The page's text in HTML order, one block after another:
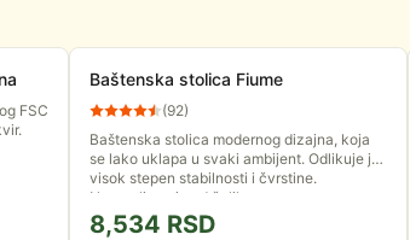
FSC
Baštenska stolica Fiume
(92)
Baštenska stolica modernog dizajna, koja
se lako uklapa u svaki ambijent. Odlikuje je
visok stepen stabilnosti i čvrstine.
Napravljena je od čelika,...
8,534 RSD